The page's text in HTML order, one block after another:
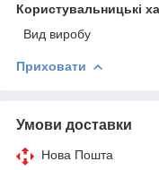
Користувальницькі
Вид виробу
Приховати
Умови доставки
Нова Пошта